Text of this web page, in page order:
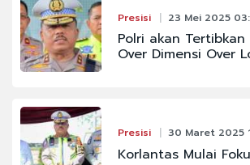
Presisi 23 Mei 2025
Polri akan
Over Dimensi Over
Presisi 30 Maret 2025
Korlantas Mulai